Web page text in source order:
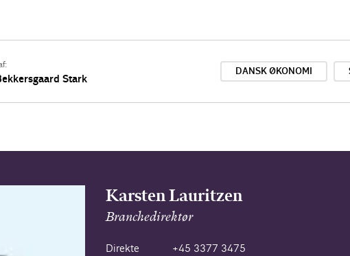
Stark
DANSK ØKONOMI
Karsten Lauritzen
Branchedirektør
Direkte
+45 3377 3475